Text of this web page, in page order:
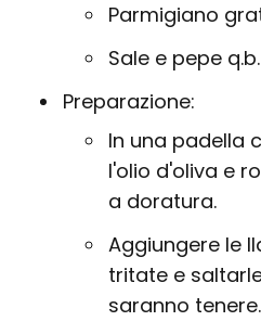
Parmigiano
Sale e pepe q.b.
Preparazione:
In una padella
l'olio d'oliva e
a doratura.
Aggiungere le
tritate e
saranno tenere.